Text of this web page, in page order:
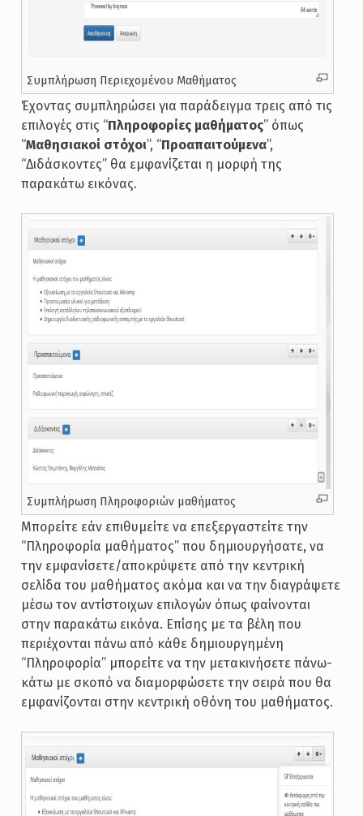
Συμπλήρωση Περιεχομένου Μαθήματος
Έχοντας συμπληρώσει για παράδειγμα τρεις από τις
επιλογές στις “Πληροφορίες μαθήματος” όπως
“Μαθησιακοί στόχοι”, “Προαπαιτούμενα”,
“Διδάσκοντες” θα εμφανίζεται η μορφή της
παρακάτω εικόνας.
Συμπλήρωση Πληροφοριών μαθήματος
Μπορείτε εάν επιθυμείτε να επεξεργαστείτε την
“Πληροφορία μαθήματος” που δημιουργήσατε, να
την εμφανίσετε/αποκρύψετε από την κεντρική
σελίδα του μαθήματος ακόμα και να την διαγράψετε
μέσω τον αντίστοιχων επιλογών όπως φαίνονται
στην παρακάτω εικόνα. Επίσης με τα βέλη που
περιέχονται πάνω από κάθε δημιουργημένη
“Πληροφορία” μπορείτε να την μετακινήσετε πάνω-
κάτω με σκοπό να διαμορφώσετε την σειρά που θα
εμφανίζονται στην κεντρική οθόνη του μαθήματος.